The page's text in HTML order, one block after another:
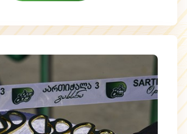
საჭირო ყველა
ყველა რგოლში.